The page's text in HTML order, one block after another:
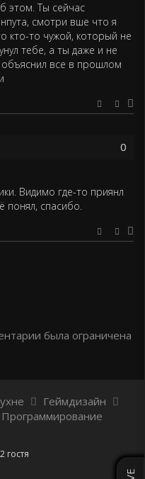
этом. Ты сейчас
смотри вше что я
кто-то чужой, который не
тебе, а ты даже и не
объяснил все в прошлом
0
Видимо где-то приянл
понял, спасибо.
была ограничена
Геймдизайн
Программирование
гостя